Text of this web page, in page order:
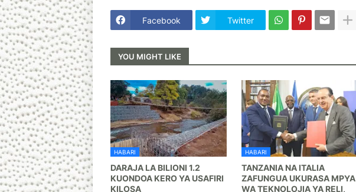
Facebook Twitter
YOU MIGHT LIKE
HABARI
DARAJA LA BILIONI 1.2
KUONDOA KERO YA USAFIRI
KILOSA
HABARI
TANZANIA NA ITALIA
ZAFUNGUA UKURASA MPYA
WA TEKNOLOJIA YA RELI,